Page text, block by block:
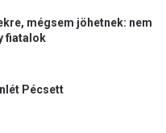
mégsem jöhetnek: nem
fiatalok
Pécsett